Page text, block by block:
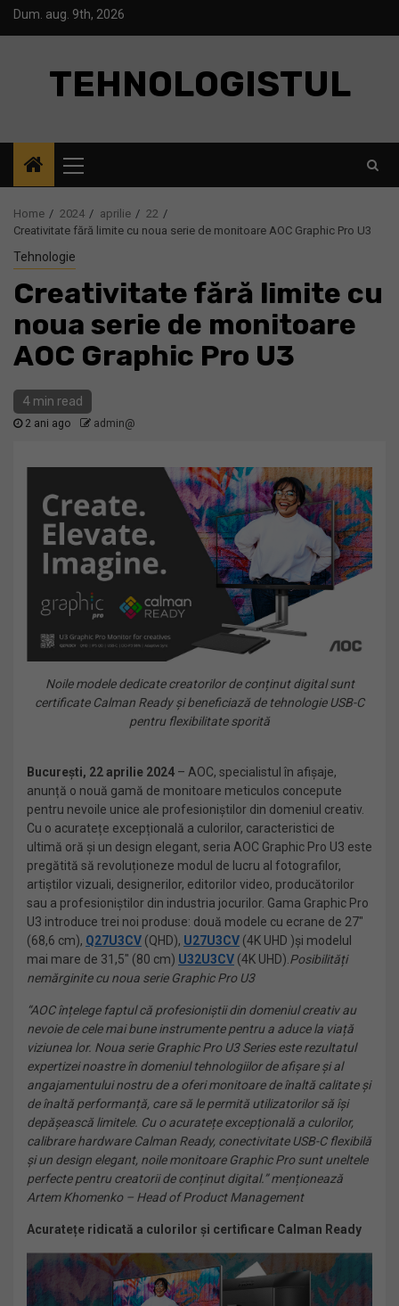
SkipDum. aug. 9th, 2026
TEHNOLOGISTUL
Menu
Home 2024 aprilie
22
Creativitate fără limite cu noua serie de monitoare AOC Graphic Pro U3
Tehnologie
Creativitate fără limite cu
noua serie de monitoare
AOC Graphic Pro U3
4 min read
2 ani ago admin@
Noile modele dedicate creatorilor de conținut digital sunt
certificate Calman Ready și beneficiază de tehnologie USB-C
pentru flexibilitate sporită
București, 22 aprilie 2024 – AOC, specialistul în afișaje,
anunță o nouă gamă de monitoare meticulos concepute
pentru nevoile unice ale profesioniștilor din domeniul creativ.
Cu o acuratețe excepțională a culorilor, caracteristici de
ultimă oră și un design elegant, seria AOC Graphic Pro U3 este
pregătită să revoluționeze modul de lucru al fotografilor,
artiștilor vizuali, designerilor, editorilor video, producătorilor
sau a profesioniștilor din industria jocurilor. Gama Graphic Pro
U3 introduce trei noi produse: două modele cu ecrane de 27″
(68,6 cm), Q27U3CV (QHD), U27U3CV (4K UHD )și modelul
mai mare de 31,5″ (80 cm) U32U3CV (4K UHD). Posibilități
nemărginite cu noua serie Graphic Pro U3
“AOC înțelege faptul că profesioniștii din domeniul creativ au
nevoie de cele mai bune instrumente pentru a aduce la viață
viziunea lor. Noua serie Graphic Pro U3 Series este rezultatul
expertizei noastre în domeniul tehnologiilor de afișare și al
angajamentului nostru de a oferi monitoare de înaltă calitate și
de înaltă performanță, care să le permită utilizatorilor să își
depășească limitele. Cu o acuratețe excepțională a culorilor,
calibrare hardware Calman Ready, conectivitate USB-C flexibilă
și un design elegant, noile monitoare Graphic Pro sunt uneltele
perfecte pentru creatorii de conținut digital.” menționează
Artem Khomenko – Head of Product Management
Acuratețe ridicată a culorilor și certificare Calman Ready